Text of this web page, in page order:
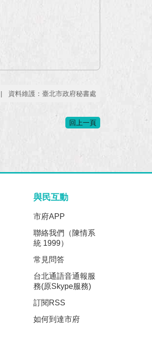
資料維護：臺北市政府秘書處
回上一頁
與民互動
市府APP
聯絡我們（陳情系
統 1999）
常見問答
台北通語音通報服
務(原Skype服務)
訂閱RSS
如何到達市府